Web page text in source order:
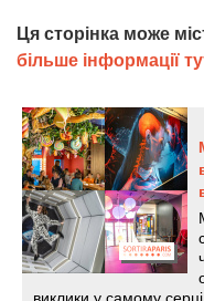
Ця сторінка може
більше інформації